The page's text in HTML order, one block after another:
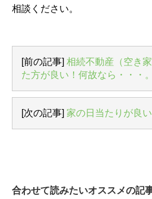
相談ください。
[前の記事] 相続不動産（空き
た方が良い！何故なら・・・。
[次の記事] 家の日当たりが良
合わせて読みたいオススメの記